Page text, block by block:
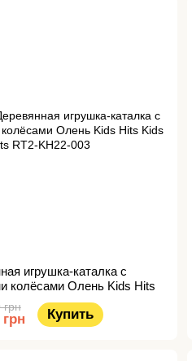
игрушка-каталка с
колёсами Олень Kids Hits
грн Купить